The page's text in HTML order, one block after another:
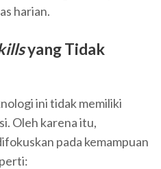
harian.
yang Tidak
ini tidak memiliki
Oleh karena itu,
pada kemampuan